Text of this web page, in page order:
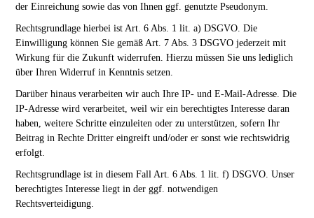
der Einreichung sowie das von Ihnen ggf. genutzte Pseudonym.
Rechtsgrundlage hierbei ist Art. 6 Abs. 1 lit. a) DSGVO. Die
Einwilligung können Sie gemäß Art. 7 Abs. 3 DSGVO jederzeit mit
Wirkung für die Zukunft widerrufen. Hierzu müssen Sie uns lediglich
über Ihren Widerruf in Kenntnis setzen.
Darüber hinaus verarbeiten wir auch Ihre IP- und E-Mail-Adresse. Die
IP-Adresse wird verarbeitet, weil wir ein berechtigtes Interesse daran
haben, weitere Schritte einzuleiten oder zu unterstützen, sofern Ihr
Beitrag in Rechte Dritter eingreift und/oder er sonst wie rechtswidrig
erfolgt.
Rechtsgrundlage ist in diesem Fall Art. 6 Abs. 1 lit. f) DSGVO. Unser
berechtigtes Interesse liegt in der ggf. notwendigen
Rechtsverteidigung.